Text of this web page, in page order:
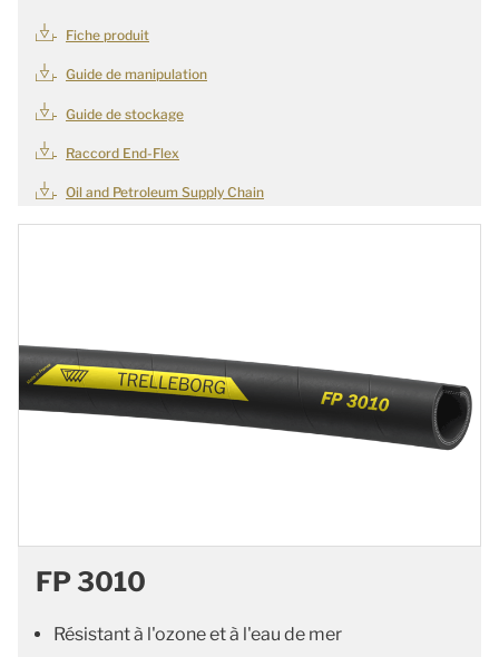
Fiche produit
Guide de manipulation
Guide de stockage
Raccord End-Flex
Oil and Petroleum Supply Chain
FP 3010
Résistant à l'ozone et à l'eau de mer